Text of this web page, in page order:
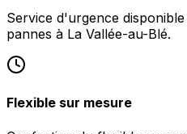
Service d'urgence
pannes à La Vallée-au-Blé.
Flexible sur mesure